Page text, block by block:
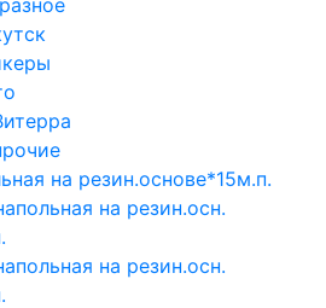
на резин.основе*15м.п.
на резин.осн.
на резин.осн.